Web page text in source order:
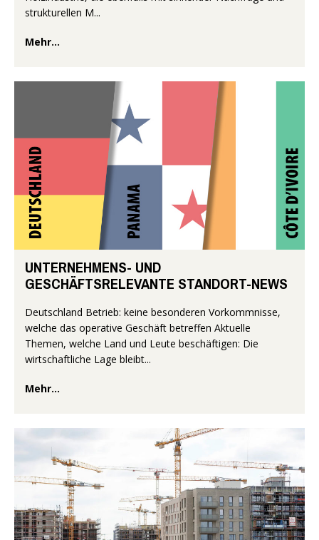
strukturellen M...
Mehr...
UNTERNEHMENS- UND
GESCHÄFTSRELEVANTE STANDORT-NEWS
Deutschland Betrieb: keine besonderen Vorkommnisse,
welche das operative Geschäft betreffen Aktuelle
Themen, welche Land und Leute beschäftigen: Die
wirtschaftliche Lage bleibt...
Mehr...